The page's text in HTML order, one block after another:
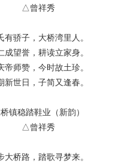
△曾祥秀
有骄子，大桥湾里人。
成望誉，耕读立家身。
帝师赞，今时故土珍。
新世日，子简又逢春。
镇稳踏鞋业（新韵）
△曾祥秀
大桥路，踏歌寻梦来。